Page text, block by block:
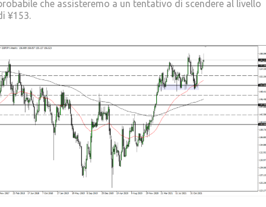
che assisteremo a un tentativo di scendere al livello
¥153.